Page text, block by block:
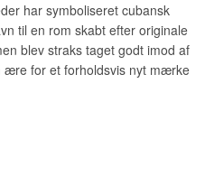
har symboliseret cubansk
til en rom skabt efter originale
blev straks taget godt imod af
for et forholdsvis nyt mærke